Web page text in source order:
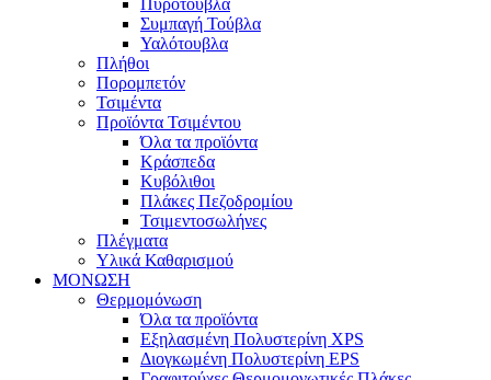
Συμπαγή Τούβλα
Υαλότουβλα
Πλήθοι
Πορομπετόν
Τσιμέντα
Προϊόντα Τσιμέντου
Όλα τα προϊόντα
Κράσπεδα
Κυβόλιθοι
Πλάκες Πεζοδρομίου
Τσιμεντοσωλήνες
Πλέγματα
Υλικά Καθαρισμού
ΜΟΝΩΣΗ
Θερμομόνωση
Όλα τα προϊόντα
Εξηλασμένη Πολυστερίνη XPS
Διογκωμένη Πολυστερίνη EPS